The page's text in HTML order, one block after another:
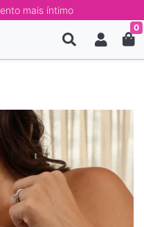
mais íntimo
0